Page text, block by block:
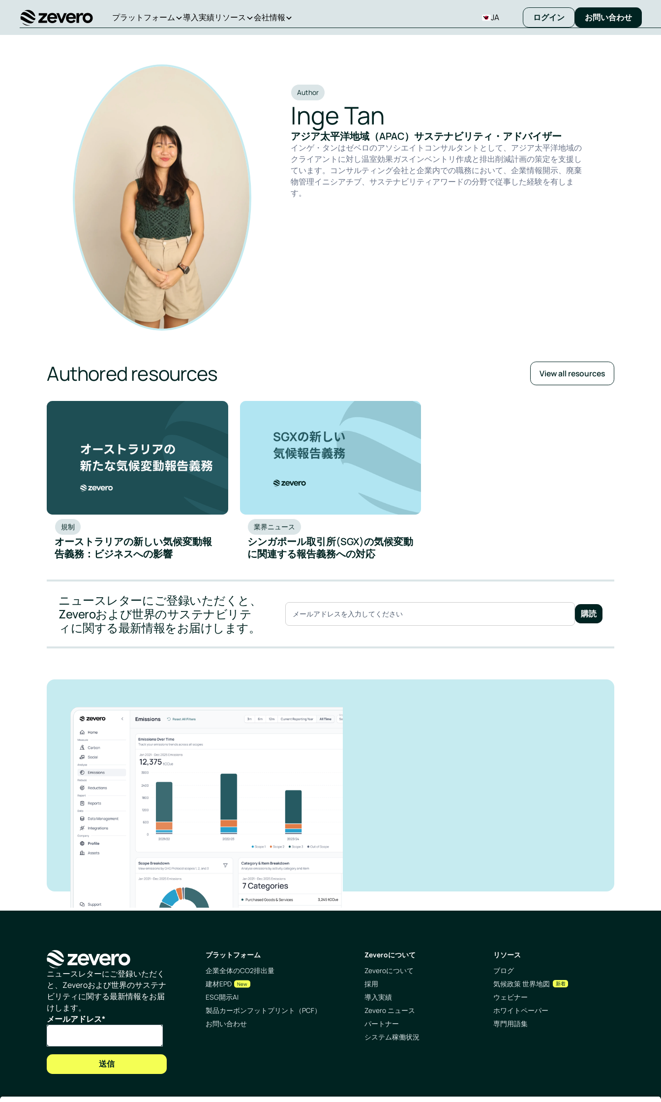
ホーム
プラットフォーム 導入実績リソース 会社情報 JA ログイン お問い合わせ
Author
Inge Tan
アジア太平洋地域（APAC）サステナビリティ・アドバイザー
インゲ・タンはゼベロのアソシエイトコンサルタントとして、アジア太平洋地域の
クライアントに対し温室効果ガスインベントリ作成と排出削減計画の策定を支援し
ています。コンサルティング会社と企業内での職務において、企業情報開示、廃棄
物管理イニシアチブ、サステナビリティアワードの分野で従事した経験を有しま
す。
Authored resources View all resources
規制
オーストラリアの新しい気候変動報
告義務：ビジネスへの影響
業界ニュース
シンガポール取引所(SGX)の気候変動
に関連する報告義務への対応
ニュースレターにご登録いただくと、
Zeveroおよび世界のサステナビリテ
ィに関する最新情報をお届けします。
Zeveroがどのように報
告作業を効率化できる
か、ご紹介します。
ビジネスを成長させ、環境への影響を抑えま
しょう。
お問い合わせ
ホームページ
ニュースレターにご登録いただく
と、Zeveroおよび世界のサステナ
ビリティに関する最新情報をお届
けします。
メールアドレス*
プラットフォーム
企業全体のCO2排出量
建材EPD
New
ESG開示AI
製品カーボンフットプリント（PCF）
お問い合わせ
Zeveroについて
Zeveroについて
採用
導入実績
Zevero ニュース
パートナー
システム稼働状況
リソース
ブログ
気候政策 世界地図
新着
ウェビナー
ホワイトペーパー
専門用語集